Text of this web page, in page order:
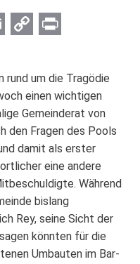
Link
rund um die Tragödie
einen wichtigen
Gemeinderat von
den Fragen des Pools
damit als erster
eine andere
Während
bislang
Rey, seine Sicht der
könnten für die
Umbauten im Bar-